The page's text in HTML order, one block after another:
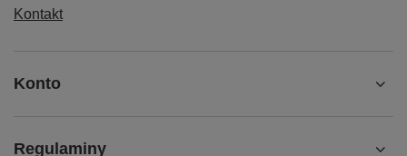
Kontakt
Konto
Regulaminy